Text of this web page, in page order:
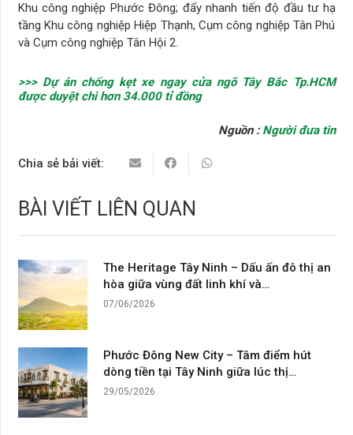
Khu công nghiệp Phước Đông; đẩy nhanh tiến độ đầu tư hạ
tầng Khu công nghiệp Hiệp Thạnh, Cụm công nghiệp Tân Phú
và Cụm công nghiệp Tân Hội 2.
>>> Dự án chống kẹt xe ngay cửa ngõ Tây Bắc Tp.HCM
được duyệt chi hơn 34.000 tỉ đồng
Nguồn : Người đưa tin
Chia sẻ bải viết:
BÀI VIẾT LIÊN QUAN
The Heritage Tây Ninh – Dấu ấn đô thị an
hòa giữa vùng đất linh khí và…
07/06/2026
Phước Đông New City – Tâm điểm hút
dòng tiền tại Tây Ninh giữa lúc thị…
29/05/2026